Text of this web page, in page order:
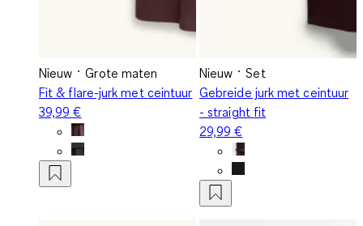
Nieuw
Grote maten
Fit & flare-jurk met ceintuur
39,99 €
Nieuw
Set
Gebreide jurk met ceintuur
- straight fit
29,99 €